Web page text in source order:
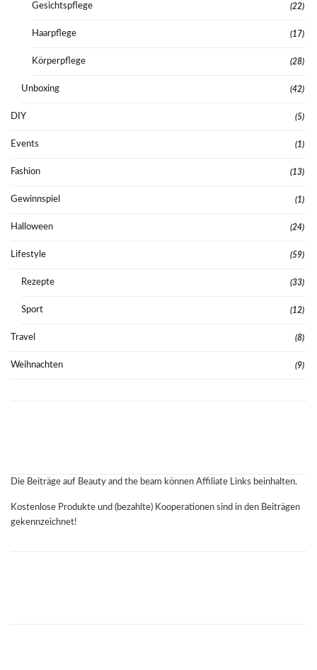
Gesichtspflege (22)
Haarpflege (17)
Körperpflege (28)
Unboxing (42)
DIY (5)
Events (1)
Fashion (13)
Gewinnspiel (1)
Halloween (24)
Lifestyle (59)
Rezepte (33)
Sport (12)
Travel (8)
Weihnachten (9)
Die Beiträge auf Beauty and the beam können Affiliate Links beinhalten.
Kostenlose Produkte und (bezahlte) Kooperationen sind in den Beiträgen
gekennzeichnet!